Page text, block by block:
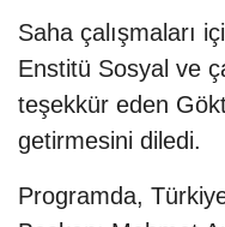
Saha çalışmaları
Enstitü Sosyal ve
teşekkür eden
getirmesini diledi.
Programda,